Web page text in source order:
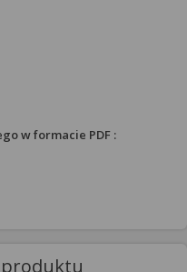
w formacie PDF :
produktu